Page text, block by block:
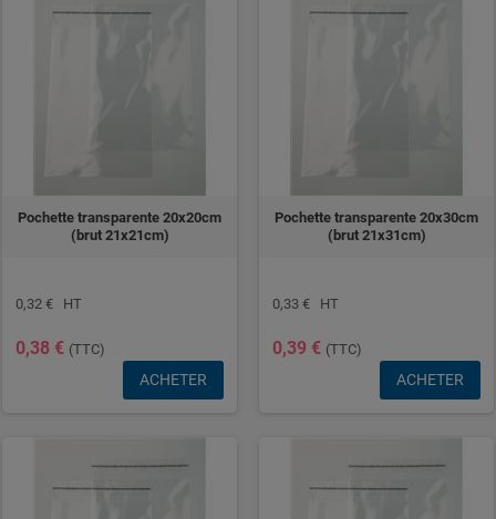
Pochette transparente 20x20cm
(brut 21x21cm)
0,32 € HT
0,38 € (TTC)
ACHETER
Pochette transparente 20x30cm
(brut 21x31cm)
0,33 € HT
0,39 € (TTC)
ACHETER